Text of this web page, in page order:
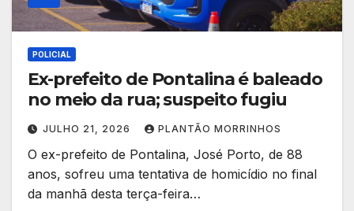
POLICIAL
Ex-prefeito de Pontalina é baleado
no meio da rua; suspeito fugiu
JULHO 21, 2026 PLANTÃO MORRINHOS
O ex-prefeito de Pontalina, José Porto, de 88
anos, sofreu uma tentativa de homicídio no final
da manhã desta terça-feira…